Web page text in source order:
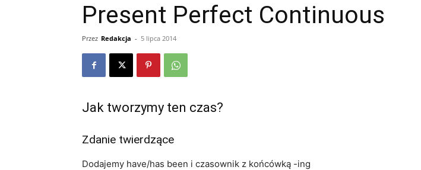
Present Perfect Continuous
Przez Redakcja - 5 lipca 2014
Jak tworzymy ten czas?
Zdanie twierdzące
Dodajemy have/has been i czasownik z końcówką -ing